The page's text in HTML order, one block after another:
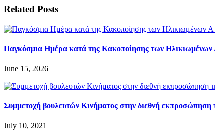
Related Posts
Παγκόσμια Ημέρα κατά της Κακοποίησης των
June 15, 2026
Συμμετοχή βουλευτών Κινήματος στην διεθνή
July 10, 2021